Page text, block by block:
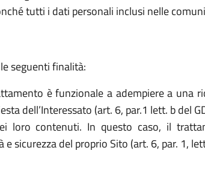
tutti i dati personali inclusi nelle
seguenti finalità:
è funzionale a adempiere a una
dell’Interessato (art. 6, par.1 lett. b del
loro contenuti. In questo caso, il
sicurezza del proprio Sito (art. 6, par. 1,